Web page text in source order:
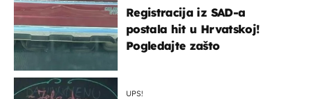
Registracija iz SAD-a
postala hit u Hrvatskoj!
Pogledajte zašto
UPS!